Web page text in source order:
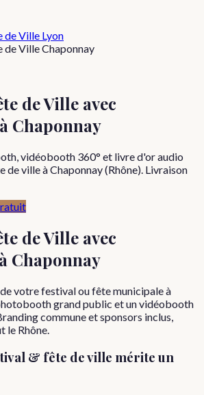
de Ville Lyon
de Ville Chaponnay
de Ville avec
Chaponnay
vidéobooth 360° et livre d'or audio
de ville à Chaponnay (Rhône). Livraison
de Ville avec
Chaponnay
votre festival ou fête municipale à
grand public et un vidéobooth
commune et sponsors inclus,
le Rhône.
& fête de ville mérite un